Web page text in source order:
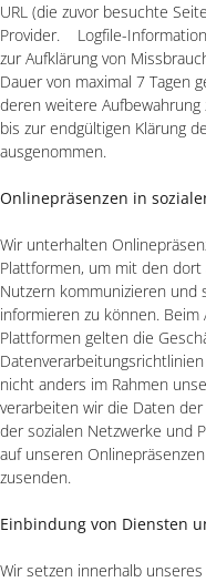
URL (die zuvor besuchte
Provider. Logfile-
zur Aufklärung von
Dauer von maximal 7 Tagen
deren weitere
bis zur endgültigen Klärung
ausgenommen.
Onlinepräsenzen in
Wir unterhalten
Plattformen, um mit den
Nutzern kommunizieren
informieren zu können.
Plattformen gelten die
nicht anders im Rahmen
verarbeiten wir die Daten
der sozialen Netzwerke und
auf unseren
zusenden.
Einbindung von Diensten
Wir setzen innerhalb